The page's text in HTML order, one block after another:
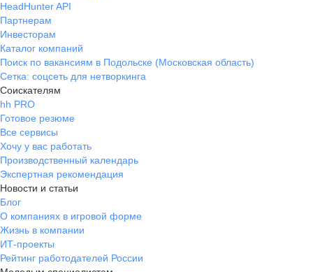
HeadHunter API
Партнерам
Инвесторам
Каталог компаний
Поиск по вакансиям в Подольске (Московская область)
Сетка: соцсеть для нетворкинга
Соискателям
hh PRO
Готовое резюме
Все сервисы
Хочу у вас работать
Производственный календарь
Экспертная рекомендация
Новости и статьи
Блог
О компаниях в игровой форме
Жизнь в компании
ИТ-проекты
Рейтинг работодателей России